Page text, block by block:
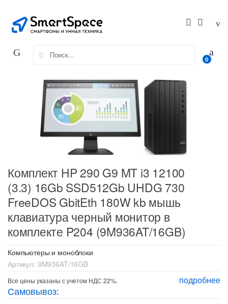
navigation
content
for:
0
Комплект HP 290 G9 MT i3 12100
(3.3) 16Gb SSD512Gb UHDG 730
FreeDOS GbitEth 180W kb мышь
клавиатура черный монитор в
комплекте P204 (9M936AT/16GB)
Компьютеры и моноблоки
Артикул: 9M936AT/16GB
подробнее
Все цены указаны с учетом НДС 22%.
Самовывоз: